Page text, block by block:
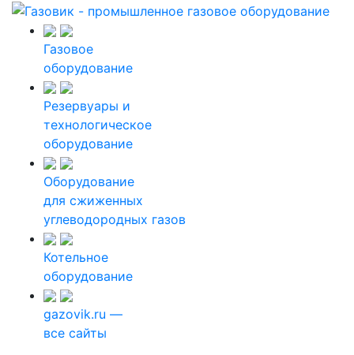
Газовое
оборудование
Резервуары и
технологическое
оборудование
Оборудование
для сжиженных
углеводородных газов
Котельное
оборудование
gazovik.ru —
все сайты